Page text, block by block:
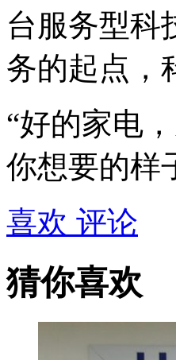
台服务型科
务的起点，
“好的家电
你想要的样
喜欢 评论
猜你喜欢